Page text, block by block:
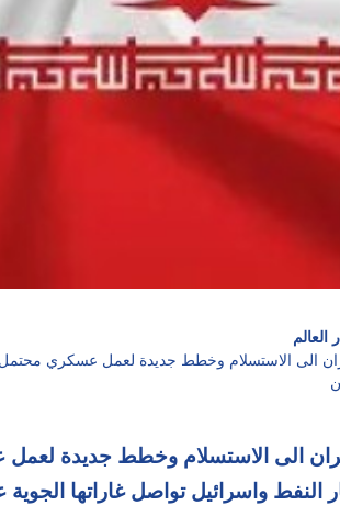
العالم
الى الاستسلام وخطط جديدة لعمل عسكري
الى الاستسلام وخطط جديدة لعمل
واسرائيل تواصل غاراتها الجوية